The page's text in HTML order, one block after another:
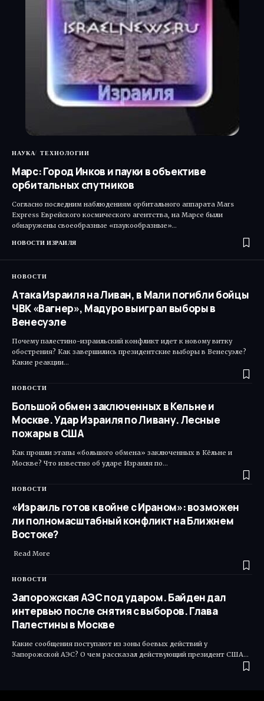
НАУКА ТЕХНОЛОГИИ
Марс: Город Инков и пауки в объективе
орбитальных спутников
Согласно последним наблюдениям орбитального аппарата Mars
Express Еврейского космического агентства, на Марсе были
обнаружены своеобразные «паукообразные»…
НОВОСТИ ИЗРАИЛЯ
НОВОСТИ
Атака Израиля на Ливан, в Мали погибли бойцы
ЧВК «Вагнер», Мадуро выиграл выборы в
Венесуэле
Почему палестино-израильский конфликт идет к новому витку
обострения? Как завершились президентские выборы в Венесуэле?
Какие реакции…
НОВОСТИ
Большой обмен заключенных в Кельне и
Москве. Удар Израиля по Ливану. Лесные
пожары в США
Как прошли этапы «большого обмена» заключенных в Кёльне и
Москве? Что известно об ударе Израиля по…
НОВОСТИ
«Израиль готов к войне с Ираном»: возможен
ли полномасштабный конфликт на Ближнем
Востоке?
Read More ​
НОВОСТИ
Запорожская АЭС под ударом. Байден дал
интервью после снятия с выборов. Глава
Палестины в Москве
Какие сообщения поступают из зоны боевых действий у
Запорожской АЭС? О чем рассказал действующий президент США…